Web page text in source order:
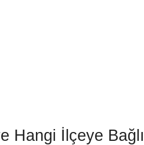
Hangi İlçeye